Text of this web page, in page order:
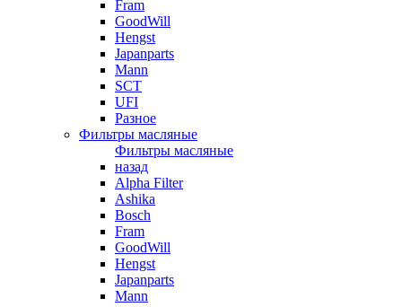
Fram
GoodWill
Hengst
Japanparts
Mann
SCT
UFI
Разное
Фильтры масляные
Фильтры масляные
назад
Alpha Filter
Ashika
Bosch
Fram
GoodWill
Hengst
Japanparts
Mann